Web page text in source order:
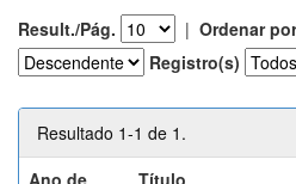
Result./Pág. | Ordenar por
Registro(s)
Resultado 1-1 de 1.
Ano de
Título